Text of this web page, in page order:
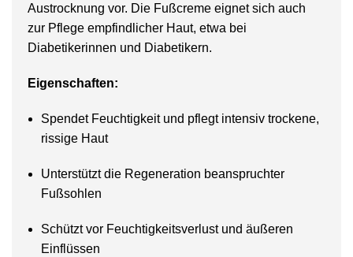
Austrocknung vor. Die Fußcreme eignet sich auch
zur Pflege empfindlicher Haut, etwa bei
Diabetikerinnen und Diabetikern.
Eigenschaften:
Spendet Feuchtigkeit und pflegt intensiv trockene,
rissige Haut
Unterstützt die Regeneration beanspruchter
Fußsohlen
Schützt vor Feuchtigkeitsverlust und äußeren
Einflüssen